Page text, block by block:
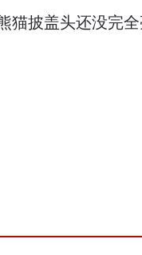
猫披盖头还没完全